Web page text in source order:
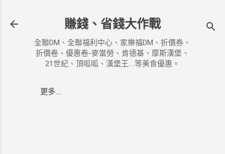
賺錢、省錢大作戰
全聯DM、全聯福利中心、家樂福DM、折價券、
折價卷、優惠卷-麥當勞、肯德基、摩斯漢堡、
21世紀、頂呱呱、漢堡王....等美食優惠。
更多…